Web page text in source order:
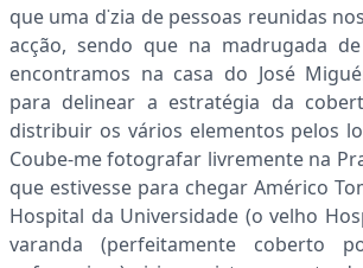
que uma d˙zia de pessoas reunidas
acção, sendo que na madrugada
encontramos na casa do José
para delinear a estratégia da
distribuir os vários elementos pelos
Coube-me fotografar livremente na
que estivesse para chegar Américo
Hospital da Universidade (o velho
varanda (perfeitamente coberto